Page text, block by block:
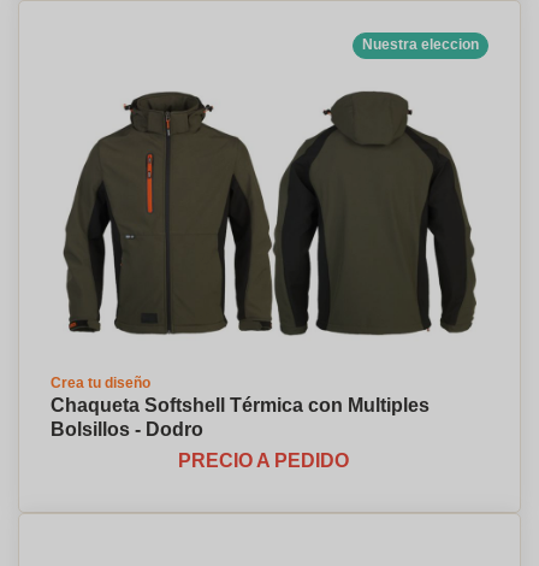
Nuestra eleccion
Crea tu diseño
Chaqueta Softshell Térmica con Multiples
Bolsillos - Dodro
PRECIO A PEDIDO